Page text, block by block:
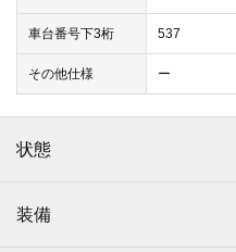
車台番号下3桁 537
その他仕様 ー
状態
装備